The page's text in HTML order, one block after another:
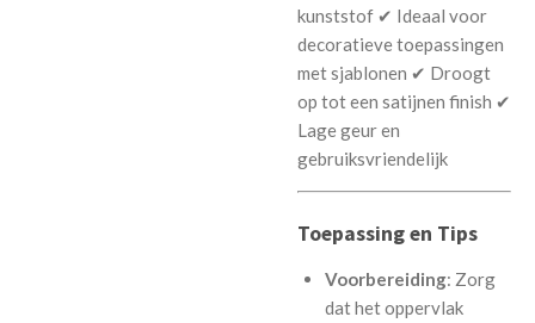
kunststof ✔ Ideaal voor
decoratieve toepassingen
met sjablonen ✔ Droogt
op tot een satijnen finish ✔
Lage geur en
gebruiksvriendelijk
Toepassing en Tips
Voorbereiding: Zorg
dat het oppervlak